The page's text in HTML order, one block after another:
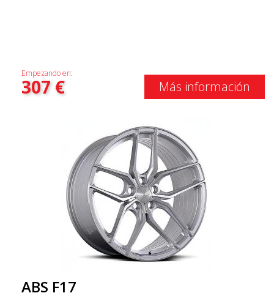
Empezando en:
307€ Más información
ABS F17